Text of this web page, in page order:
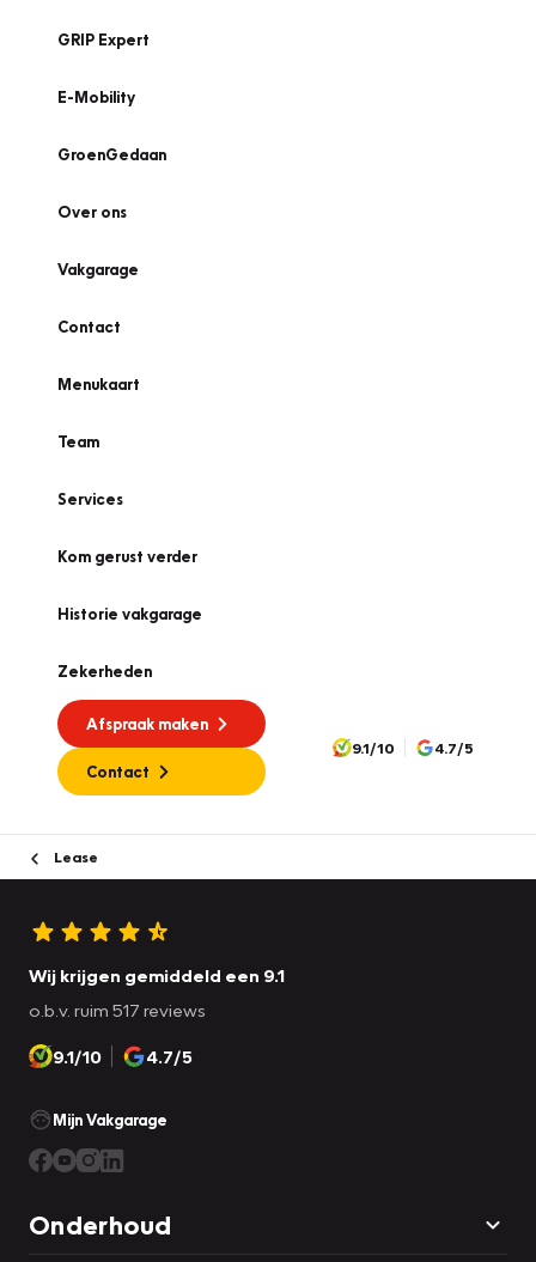
GRIP Expert
E-Mobility
GroenGedaan
Over ons
Vakgarage
Contact
Menukaart
Team
Services
Kom gerust verder
Historie vakgarage
Zekerheden
Afspraak maken
Contact
9.1/10 4.7/5
Lease
Wij krijgen gemiddeld een 9.1
o.b.v. ruim 517 reviews
9.1/10 4.7/5
Mijn Vakgarage
Onderhoud